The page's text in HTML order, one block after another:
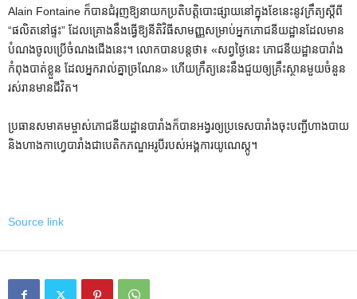
Alain Fontaine ក៏បានជំរុញឱ្យនាយកប្រតិបត្តិបោះផ្សាយនៅក្នុងខែនេះនូវក្រឹត្យស្តីពី
“ផលិតនៅផ្ទះ” ដែលគ្រោងនឹងធ្វើឱ្យនីតិវិធីសាមញ្ញសម្រាប់អ្នកភោជនីយដ្ឋានដែលមាន
បំណងចូលប្រើចំណងជើងនេះ។ លោក​បាន​បន្ត​ថា​៖ «​សព្វ​ថ្ងៃ​នេះ ភោជនីយដ្ឋាន​បារាំង​
កំពុង​បាត់​ខ្លួន ដែល​អ្នក​រាល់​គ្នា​ច្រណែន» ហើយ​ក្រឹត្យ​នេះ​នឹង​ជួយ​ឲ្យ​គ្រឹះស្ថាន​មួយ​ចំនួន​
រស់​រាន​មាន​ជីវិត។
ប្រធាន​សមាគម​ម្ចាស់​ភោជនីយដ្ឋាន​បារាំង​ក៏​បាន​អង្វរ​ឲ្យ​ប្រទេស​បារាំង​ចុះ​បញ្ជី​ហាង​បាយ
និង​ហាង​កាហ្វេ​បារាំង​ជា​បេតិកភណ្ឌ​អរូបី​របស់​អង្គការ​យូណេស្កូ។
Source link